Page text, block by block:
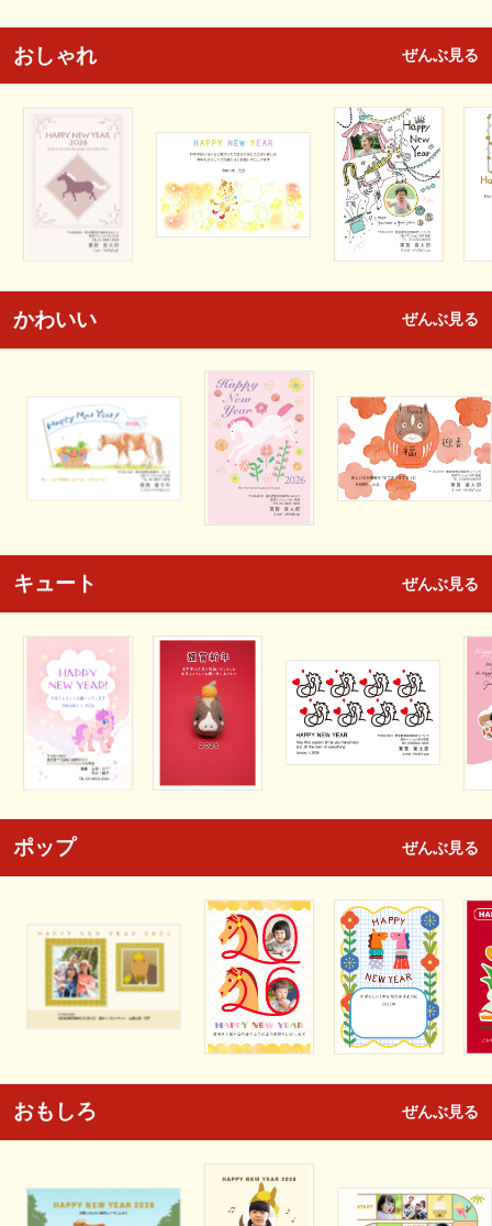
おしゃれ ぜんぶ見る
かわいい ぜんぶ見る
キュート ぜんぶ見る
ポップ ぜんぶ見る
おもしろ ぜんぶ見る